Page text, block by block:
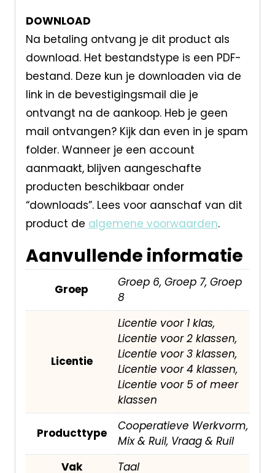
DOWNLOAD
Na betaling ontvang je dit product als
download. Het bestandstype is een PDF-
bestand. Deze kun je downloaden via de
link in de bevestigingsmail die je
ontvangt na de aankoop. Heb je geen
mail ontvangen? Kijk dan even in je spam
folder. Wanneer je een account
aanmaakt, blijven aangeschafte
producten beschikbaar onder
“downloads”. Lees voor aanschaf van dit
product de algemene voorwaarden.
Aanvullende informatie
Groep
Groep 6, Groep 7, Groep
8
Licentie
Licentie voor 1 klas,
Licentie voor 2 klassen,
Licentie voor 3 klassen,
Licentie voor 4 klassen,
Licentie voor 5 of meer
klassen
Producttype
Cooperatieve Werkvorm,
Mix & Ruil, Vraag & Ruil
Vak
Taal